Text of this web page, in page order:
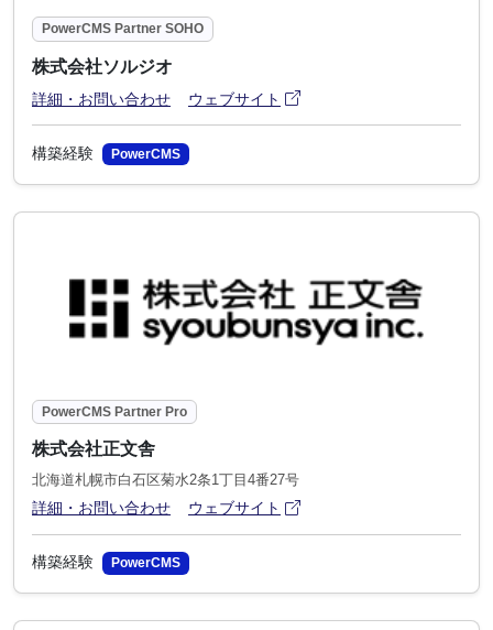
PowerCMS Partner SOHO
株式会社ソルジオ
詳細・お問い合わせ ウェブサイト
構築経験 PowerCMS
PowerCMS Partner Pro
株式会社正文舎
北海道札幌市白石区菊水2条1丁目4番27号
詳細・お問い合わせ ウェブサイト
構築経験 PowerCMS